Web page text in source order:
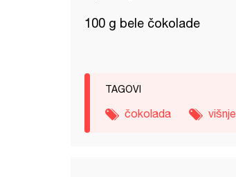
100 g bele čokolade
TAGOVI
čokolada višnje